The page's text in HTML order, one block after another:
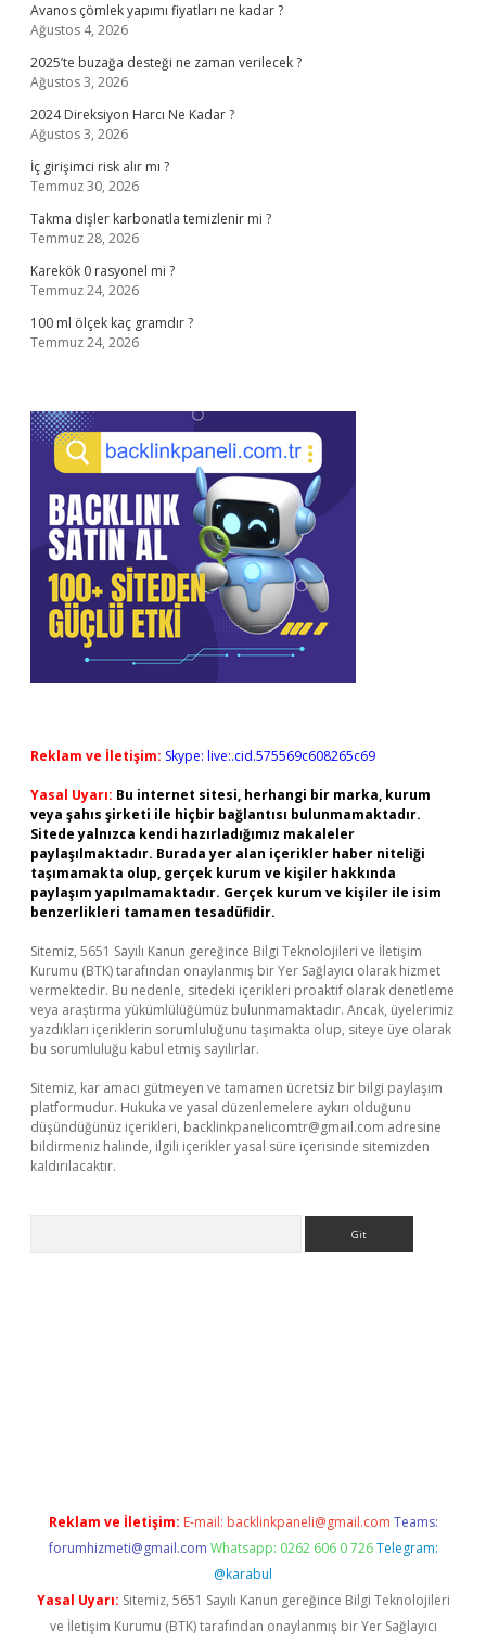
Avanos çömlek yapımı fiyatları ne kadar ?
Ağustos 4, 2026
2025’te buzağa desteği ne zaman verilecek ?
Ağustos 3, 2026
2024 Direksiyon Harcı Ne Kadar ?
Ağustos 3, 2026
İç girişimci risk alır mı ?
Temmuz 30, 2026
Takma dişler karbonatla temizlenir mi ?
Temmuz 28, 2026
Karekök 0 rasyonel mi ?
Temmuz 24, 2026
100 ml ölçek kaç gramdır ?
Temmuz 24, 2026
Reklam ve İletişim: Skype: live:.cid.575569c608265c69
Yasal Uyarı: Bu internet sitesi, herhangi bir marka, kurum
veya şahıs şirketi ile hiçbir bağlantısı bulunmamaktadır.
Sitede yalnızca kendi hazırladığımız makaleler
paylaşılmaktadır. Burada yer alan içerikler haber niteliği
taşımamakta olup, gerçek kurum ve kişiler hakkında
paylaşım yapılmamaktadır. Gerçek kurum ve kişiler ile isim
benzerlikleri tamamen tesadüfidir.
Sitemiz, 5651 Sayılı Kanun gereğince Bilgi Teknolojileri ve İletişim
Kurumu (BTK) tarafından onaylanmış bir Yer Sağlayıcı olarak hizmet
vermektedir. Bu nedenle, sitedeki içerikleri proaktif olarak denetleme
veya araştırma yükümlülüğümüz bulunmamaktadır. Ancak, üyelerimiz
yazdıkları içeriklerin sorumluluğunu taşımakta olup, siteye üye olarak
bu sorumluluğu kabul etmiş sayılırlar.
Sitemiz, kar amacı gütmeyen ve tamamen ücretsiz bir bilgi paylaşım
platformudur. Hukuka ve yasal düzenlemelere aykırı olduğunu
düşündüğünüz içerikleri, backlinkpanelicomtr@gmail.com adresine
bildirmeniz halinde, ilgili içerikler yasal süre içerisinde sitemizden
kaldırılacaktır.
Reklam ve İletişim: E-mail: backlinkpaneli@gmail.com Teams:
forumhizmeti@gmail.com Whatsapp: 0262 606 0 726 Telegram:
@karabul
Yasal Uyarı: Sitemiz, 5651 Sayılı Kanun gereğince Bilgi Teknolojileri
ve İletişim Kurumu (BTK) tarafından onaylanmış bir Yer Sağlayıcı